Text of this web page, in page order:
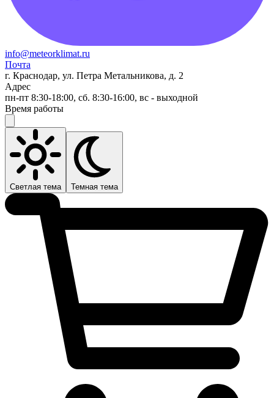
info@meteorklimat.ru
Почта
г. Краснодар, ул. Петра Метальникова, д. 2
Адрес
пн-пт 8:30-18:00, сб. 8:30-16:00, вс - выходной
Время работы
Светлая тема Темная тема